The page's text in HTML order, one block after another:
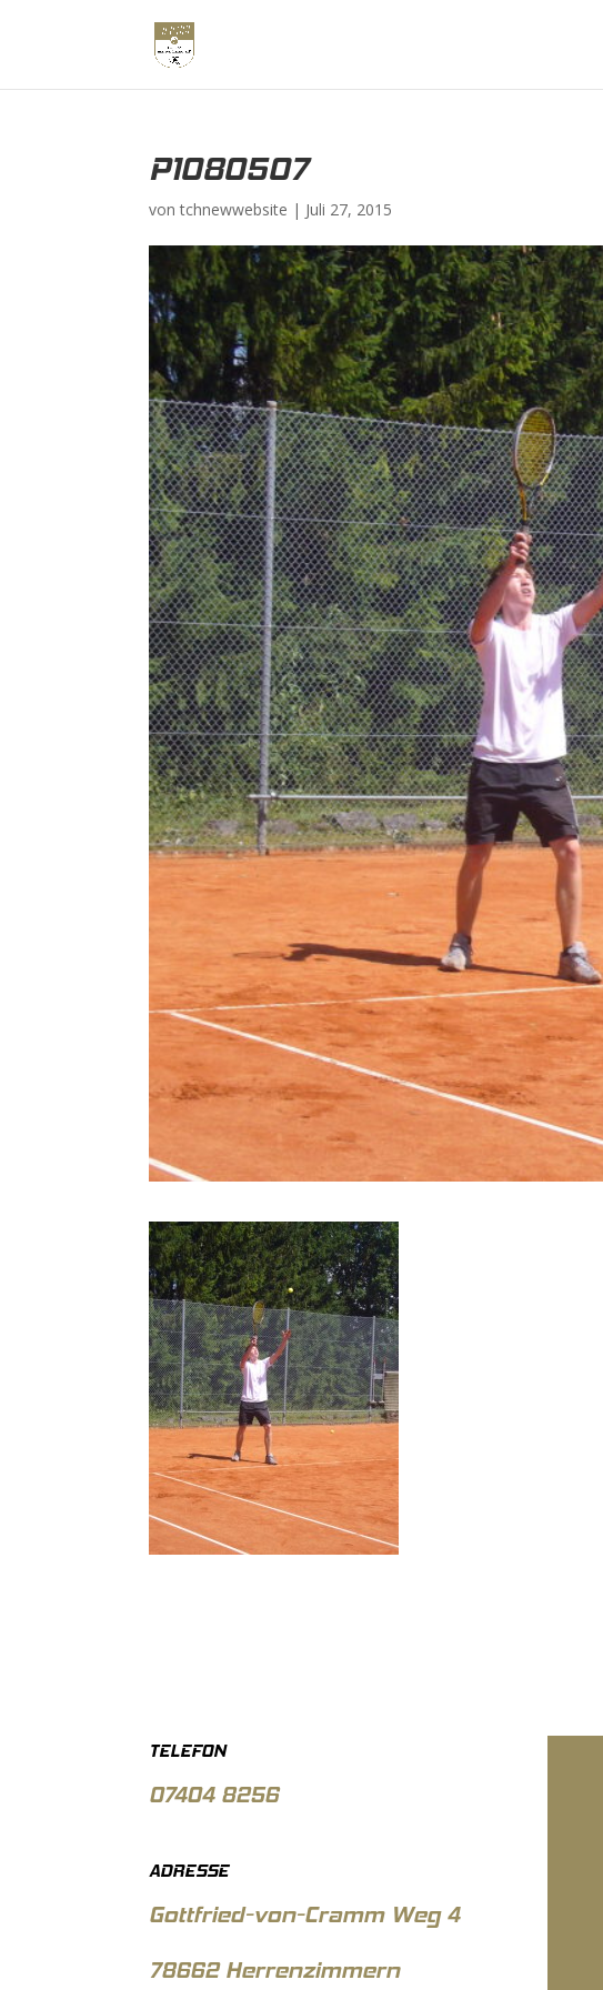
P1080507
vontchnewwebsite | Juli 27, 2015
TELEFON
07404 8256
ADRESSE
Gottfried-von-Cramm Weg 4
78662 Herrenzimmern